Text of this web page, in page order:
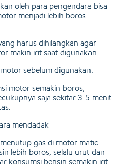
oleh para pengendara bisa
menjadi lebih boros
harus dihilangkan agar
makin irit saat digunakan.
sebelum digunakan.
motor semakin boros,
saja sekitar 3-5 menit
mendadak
gas di motor matic
lebih boros, selalu urut dan
konsumsi bensin semakin irit.